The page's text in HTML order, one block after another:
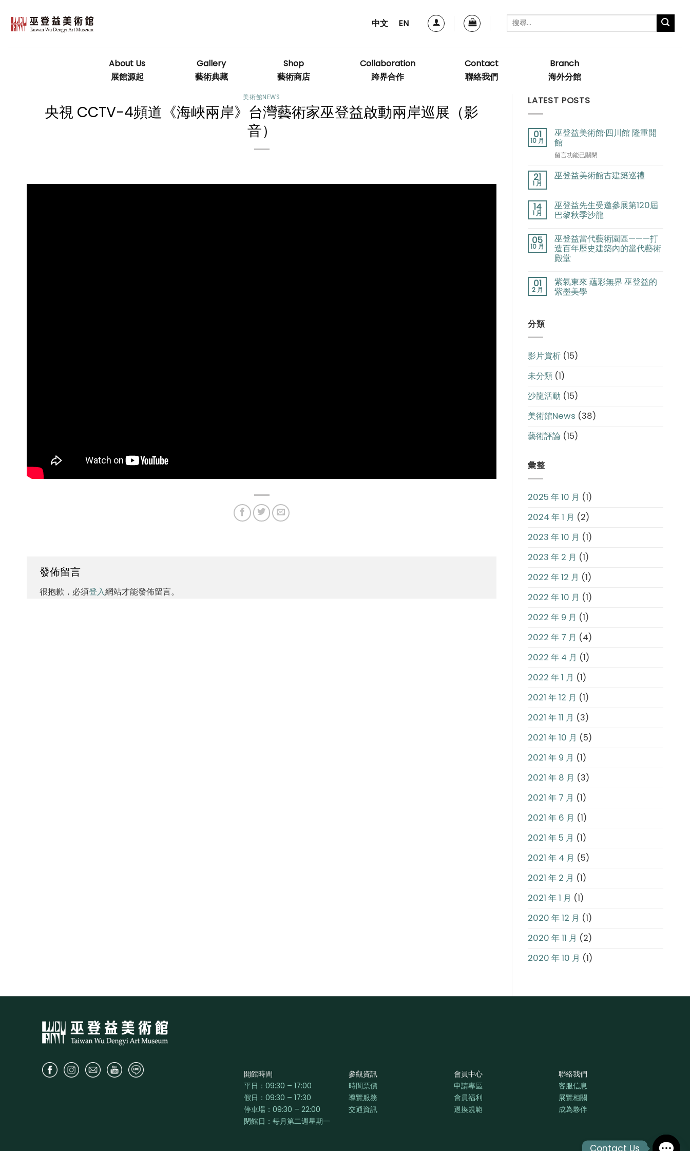
content
中文 EN
About Us
展館源起
Gallery
藝術典藏
Shop
藝術商店
Collaboration
跨界合作
Contact
聯絡我們
Branch
海外分館
美術館NEWS
央視 CCTV-4頻道《海峽兩岸》台灣藝術家巫登益啟動兩岸巡展（影
音）
發佈留言
很抱歉，必須登入網站才能發佈留言。
LATEST POSTS
01
10 月
巫登益美術館·四川館 隆重開
館
在
登
術
館
川
館
隆
館〉
中
留言功能已關閉
21
1 月
巫登益美術館古建築巡禮
14
1 月
巫登益先生受邀參展第120屆
巴黎秋季沙龍
05
10 月
巫登益當代藝術園區———打
造百年歷史建築內的當代藝術
殿堂
01
2 月
紫氣東來 蘊彩無界 巫登益的
紫墨美學
分類
影片賞析 (15)
未分類 (1)
沙龍活動 (15)
美術館News (38)
藝術評論 (15)
彙整
2025 年 10 月 (1)
2024 年 1 月 (2)
2023 年 10 月 (1)
2023 年 2 月 (1)
2022 年 12 月 (1)
2022 年 10 月 (1)
2022 年 9 月 (1)
2022 年 7 月 (4)
2022 年 4 月 (1)
2022 年 1 月 (1)
2021 年 12 月 (1)
2021 年 11 月 (3)
2021 年 10 月 (5)
2021 年 9 月 (1)
2021 年 8 月 (3)
2021 年 7 月 (1)
2021 年 6 月 (1)
2021 年 5 月 (1)
2021 年 4 月 (5)
2021 年 2 月 (1)
2021 年 1 月 (1)
2020 年 12 月 (1)
2020 年 11 月 (2)
2020 年 10 月 (1)
開館時間
平日：09:30 – 17:00
假日：09:30 – 17:30
停車場：09:30 – 22:00
閉館日：每月第二週星期一
參觀資訊
時間票價
導覽服務
交通資訊
會員中心
申請專區
會員福利
退換規範
聯絡我們
客服信息
展覽相關
成為夥伴
Contact Us